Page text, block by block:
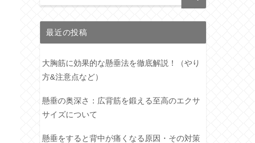
最近の投稿
大胸筋に効果的な懸垂法を徹底解説！（やり
方&注意点など）
懸垂の奥深さ：広背筋を鍛える至高のエクサ
サイズについて
懸垂をすると背中が痛くなる原因・その対策